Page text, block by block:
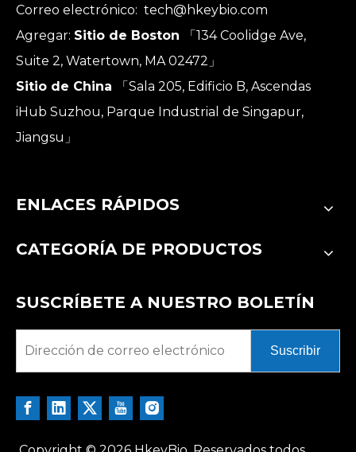
Correo electrónico: tech@hkeybio.com
Agregar: Sitio de Boston
「134 Coolidge Ave,
Suite 2, Watertown, MA 02472」
Sitio de China
「Sala 205, Edificio B, Ascendas
iHub Suzhou, Parque Industrial de Singapur,
Jiangsu」
ENLACES RÁPIDOS
CATEGORÍA DE PRODUCTOS
SUSCRÍBETE A NUESTRO BOLETÍN
Suscribir